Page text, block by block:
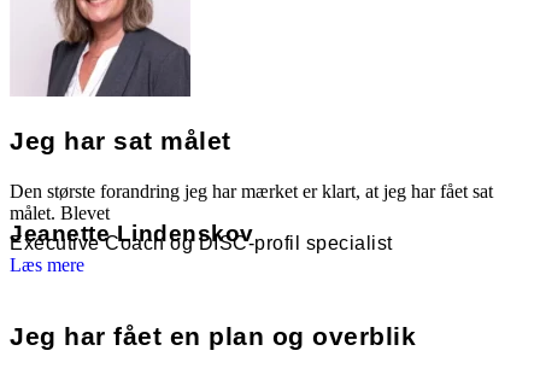
Jeg har sat målet
Den største forandring jeg har mærket er klart, at jeg har fået sat
målet. Blevet
Jeanette Lindenskov
Executive Coach og DISC-profil specialist
Læs mere
Jeg har fået en plan og overblik